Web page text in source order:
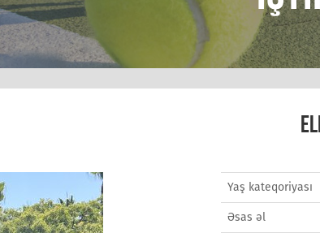
Yaş kateqoriyası
Əsas əl